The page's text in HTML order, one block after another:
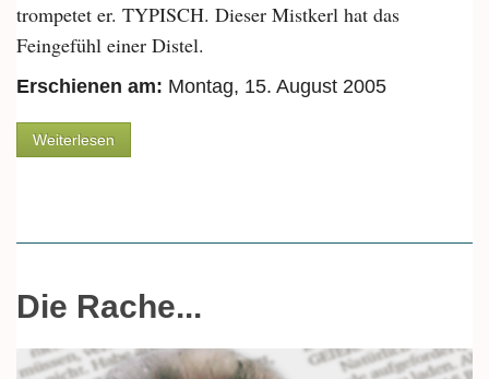
trompetet er. TYPISCH. Dieser Mistkerl hat das
Feingefühl einer Distel.
Erschienen am: Montag, 15. August 2005
Weiterlesen
Die Rache...